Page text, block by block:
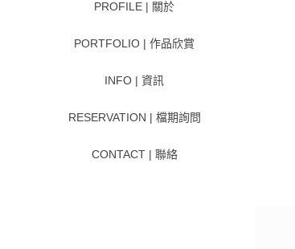
PROFILE | 關於
PORTFOLIO | 作品欣賞
INFO | 資訊
RESERVATION | 檔期詢問
CONTACT | 聯絡